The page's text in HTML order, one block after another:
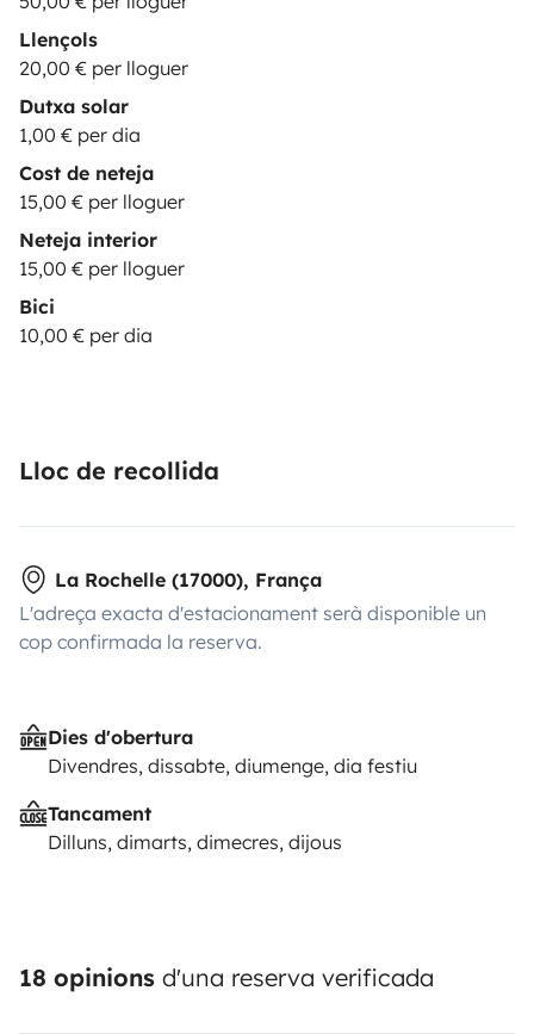
Llençols
20,00 € per lloguer
Dutxa solar
1,00 € per dia
Cost de neteja
15,00 € per lloguer
Neteja interior
15,00 € per lloguer
Bici
10,00 € per dia
Lloc de recollida
La Rochelle (17000), França
L'adreça exacta d'estacionament serà disponible un
cop confirmada la reserva.
Dies d'obertura
Divendres, dissabte, diumenge, dia festiu
Tancament
Dilluns, dimarts, dimecres, dijous
18 opinions d'una reserva verificada